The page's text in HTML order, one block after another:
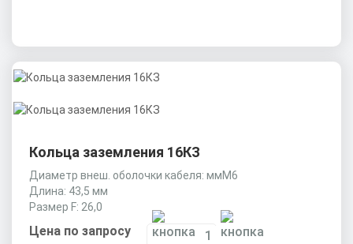
Кольца заземления 16КЗ
Диаметр внеш. оболочки кабеля: ммМ6
Длина: 43,5 мм
Размер F: 26,0
Цена по запросу